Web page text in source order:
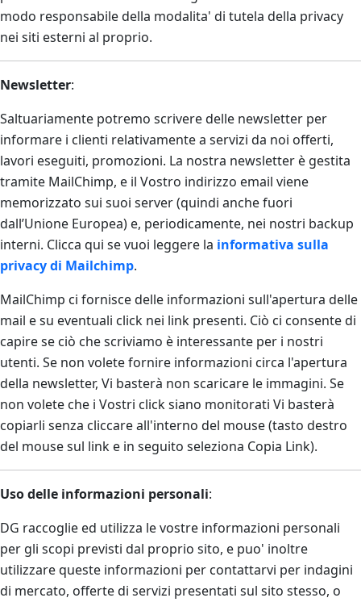
modo responsabile della modalita' di tutela della privacy
nei siti esterni al proprio.
Newsletter:
Saltuariamente potremo scrivere delle newsletter per
informare i clienti relativamente a servizi da noi offerti,
lavori eseguiti, promozioni. La nostra newsletter è gestita
tramite MailChimp, e il Vostro indirizzo email viene
memorizzato sui suoi server (quindi anche fuori
dall’Unione Europea) e, periodicamente, nei nostri backup
interni. Clicca qui se vuoi leggere la informativa sulla
privacy di Mailchimp.
MailChimp ci fornisce delle informazioni sull'apertura delle
mail e su eventuali click nei link presenti. Ciò ci consente di
capire se ciò che scriviamo è interessante per i nostri
utenti. Se non volete fornire informazioni circa l'apertura
della newsletter, Vi basterà non scaricare le immagini. Se
non volete che i Vostri click siano monitorati Vi basterà
copiarli senza cliccare all'interno del mouse (tasto destro
del mouse sul link e in seguito seleziona Copia Link).
Uso delle informazioni personali:
DG raccoglie ed utilizza le vostre informazioni personali
per gli scopi previsti dal proprio sito, e puo' inoltre
utilizzare queste informazioni per contattarvi per indagini
di mercato, offerte di servizi presentati sul sito stesso, o